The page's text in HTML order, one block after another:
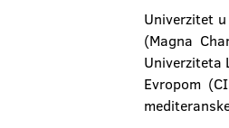
Univerzitet
(Magna
Univerziteta
Evropom